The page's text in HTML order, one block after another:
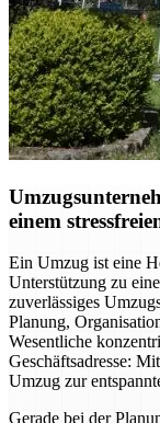
einem
Ein Umzug ist eine
Unterstützung zu
zuverlässiges
Planung,
Wesentliche
Geschäftsadresse:
Umzug zur
Gerade bei der